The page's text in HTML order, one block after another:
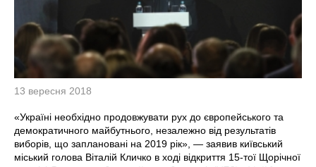
13 вересня 2018
«Україні необхідно продовжувати рух до європейського та
демократичного майбутнього, незалежно від результатів
виборів, що заплановані на 2019 рік», — заявив київський
міський голова Віталій Кличко в ході відкриття 15-тої Щорічної